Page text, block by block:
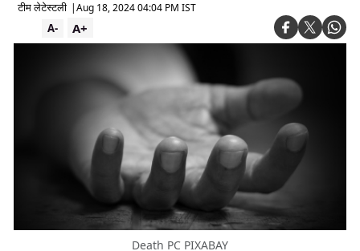
टीम लेटेस्टली |Aug 18, 2024 04:04 PM IST
A+
A-
Death PC PIXABAY